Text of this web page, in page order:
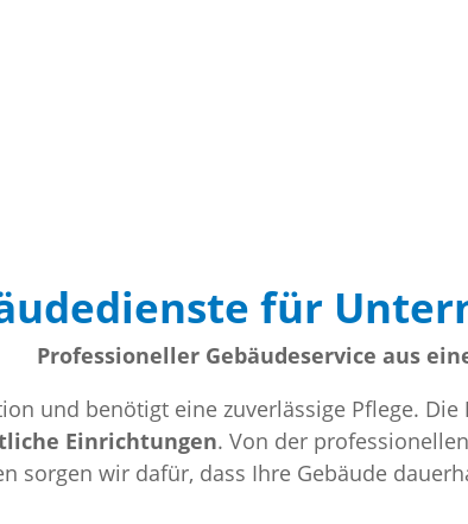
für
Professioneller Gebäudeservice aus
und benötigt eine zuverlässige Pflege. Die
Einrichtungen. Von der
sorgen wir dafür, dass Ihre Gebäude